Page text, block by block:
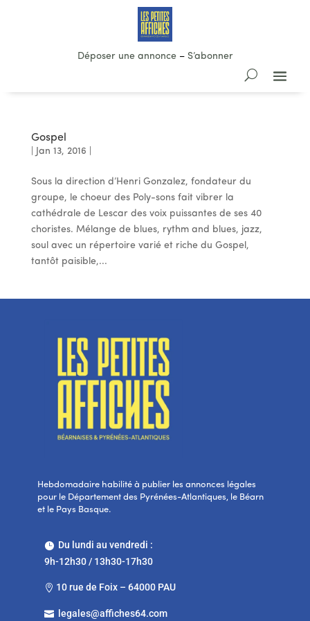
Déposer une annonce– S’abonner
Gospel
Jan 13, 2016
Sous la direction d’Henri Gonzalez, fondateur du
groupe, le choeur des Poly-sons fait vibrer la
cathédrale de Lescar des voix puissantes de ses 40
choristes. Mélange de blues, rythm and blues, jazz,
soul avec un répertoire varié et riche du Gospel,
tantôt paisible,...
Hebdomadaire habilité à publier les annonces légales
pour le Département des Pyrénées-Atlantiques, le Béarn
et le Pays Basque.
Du lundi au vendredi :
9h-12h30 / 13h30-17h30
 10 rue de Foix – 64000 PAU
 legales@affiches64.com